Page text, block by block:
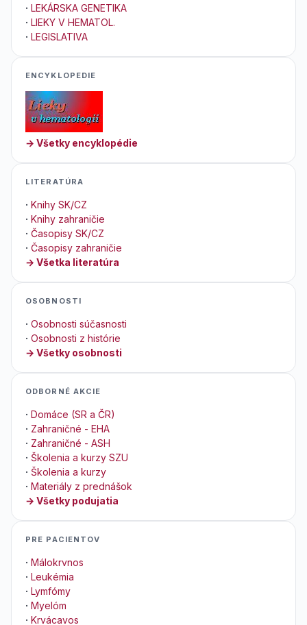
· LEKÁRSKA GENETIKA
· LIEKY V HEMATOL.
· LEGISLATIVA
ENCYKLOPEDIE
→ Všetky encyklopédie
LITERATÚRA
· Knihy SK/CZ
· Knihy zahraničie
· Časopisy SK/CZ
· Časopisy zahraničie
→ Všetka literatúra
OSOBNOSTI
· Osobnosti súčasnosti
· Osobnosti z histórie
→ Všetky osobnosti
ODBORNÉ AKCIE
· Domáce (SR a ČR)
· Zahraničné - EHA
· Zahraničné - ASH
· Školenia a kurzy SZU
· Školenia a kurzy
· Materiály z prednášok
→ Všetky podujatia
PRE PACIENTOV
· Málokrvnos
· Leukémia
· Lymfómy
· Myelóm
· Krvácavos